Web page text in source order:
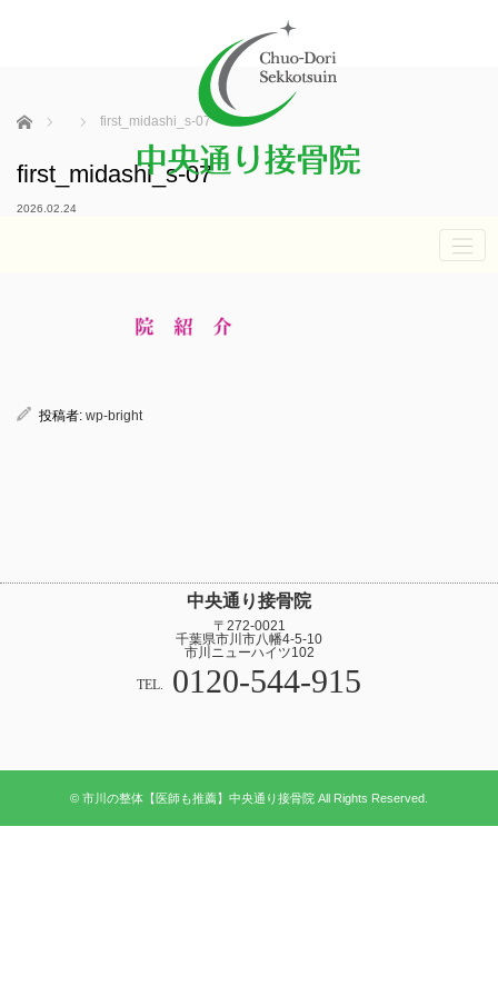
ホーム first_midashi_s-07
first_midashi_s-07
2026.02.24
投稿者: wp-bright
中央通り接骨院
〒272-0021
千葉県市川市八幡4-5-10
市川ニューハイツ102
TEL. 0120-544-915
© 市川の整体【医師も推薦】中央通り接骨院 All Rights Reserved.